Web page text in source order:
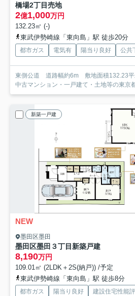
橋場2丁目売地
2億1,000万円
132.23㎡ (-)
東武伊勢崎線「東向島」駅 徒歩20分
都市ガス 電気有 陽当り良好 公共
東側公道 道路幅約6m 敷地面積132.23平
中古マンション・一戸建て・土地等の東京
新築一戸建
NEW
墨田区墨田
墨田区墨田３丁目新築戸建
8,190万円
109.01㎡ (2LDK＋2S(納戸)) /予定
東武伊勢崎線「東向島」駅 徒歩8分
都市ガス 陽当り良好 建設住宅性能